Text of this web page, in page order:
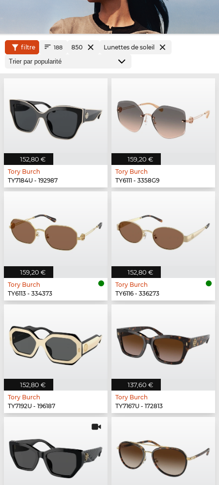
filtre 188 850 Lunettes de soleil
152,80 €
Tory Burch
TY7184U - 192987
159,20 €
Tory Burch
TY6111 - 3358G9
159,20 €
Tory Burch
TY6113 - 334373
152,80 €
Tory Burch
TY6116 - 336273
152,80 €
Tory Burch
TY7192U - 196187
137,60 €
Tory Burch
TY7167U - 172813